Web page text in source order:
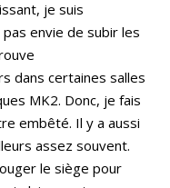
je suis
pas envie de subir les
dans certaines salles
MK2. Donc, je fais
embêté. Il y a aussi
assez souvent.
le siège pour